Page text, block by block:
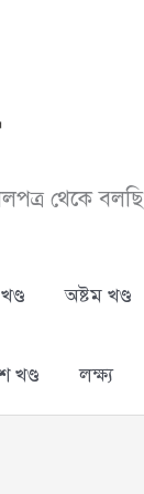
থেকে বলছি
অষ্টম খণ্ড
খণ্ড লক্ষ্য